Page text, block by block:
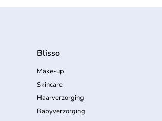
Blisso
Make-up
Skincare
Haarverzorging
Babyverzorging